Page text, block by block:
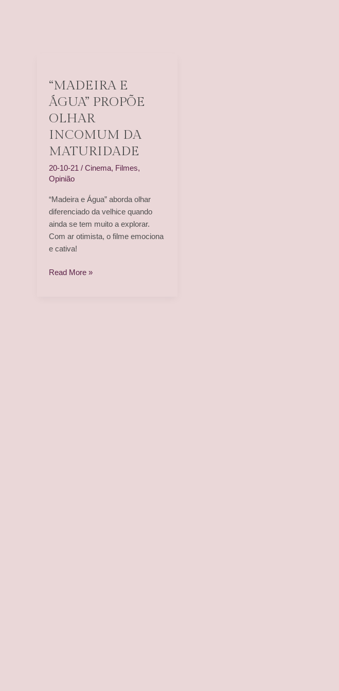
“MADEIRA E
ÁGUA” PROPÕE
OLHAR
INCOMUM DA
MATURIDADE
20-10-21 / Cinema, Filmes,
Opinião
“Madeira e Água” aborda olhar
diferenciado da velhice quando
ainda se tem muito a explorar.
Com ar otimista, o filme emociona
e cativa!
“Madeira
Read More »